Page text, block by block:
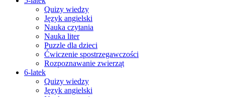
Quizy wiedzy
Język angielski
Nauka czytania
Nauka liter
Puzzle dla dzieci
Ćwiczenie spostrzegawczości
Rozpoznawanie zwierząt
6-latek
Quizy wiedzy
Język angielski